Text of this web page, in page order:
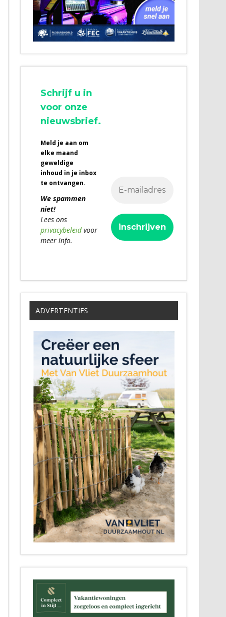
Schrijf u in
voor onze
nieuwsbrief.
Meld je aan om
elke maand
geweldige
inhoud in je inbox
te ontvangen.
We spammen
niet!
Lees ons
privacybeleidvoor
meer info.
ADVERTENTIES